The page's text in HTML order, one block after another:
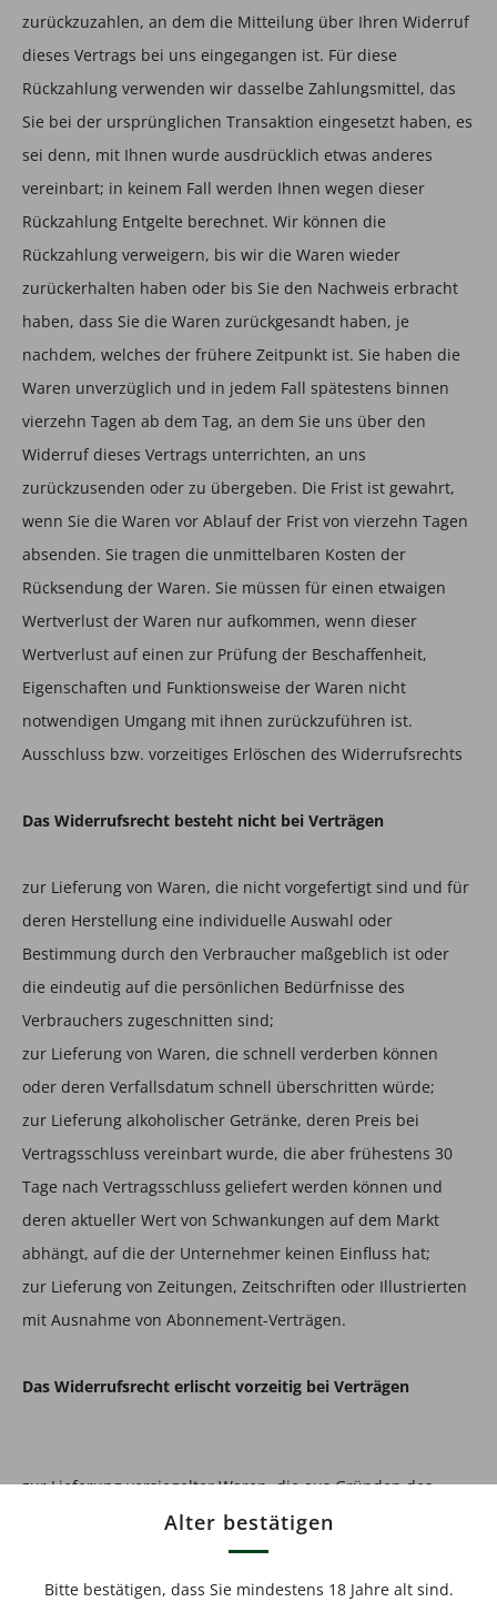
Alter bestätigen
Bitte bestätigen, dass Sie mindestens 18 Jahre alt sind.
zurückzuzahlen, an dem die Mitteilung über Ihren Widerruf
dieses Vertrags bei uns eingegangen ist. Für diese
Rückzahlung verwenden wir dasselbe Zahlungsmittel, das
Sie bei der ursprünglichen Transaktion eingesetzt haben, es
sei denn, mit Ihnen wurde ausdrücklich etwas anderes
vereinbart; in keinem Fall werden Ihnen wegen dieser
Rückzahlung Entgelte berechnet. Wir können die
Rückzahlung verweigern, bis wir die Waren wieder
zurückerhalten haben oder bis Sie den Nachweis erbracht
haben, dass Sie die Waren zurückgesandt haben, je
nachdem, welches der frühere Zeitpunkt ist. Sie haben die
Waren unverzüglich und in jedem Fall spätestens binnen
vierzehn Tagen ab dem Tag, an dem Sie uns über den
Widerruf dieses Vertrags unterrichten, an uns
zurückzusenden oder zu übergeben. Die Frist ist gewahrt,
wenn Sie die Waren vor Ablauf der Frist von vierzehn Tagen
absenden. Sie tragen die unmittelbaren Kosten der
Rücksendung der Waren. Sie müssen für einen etwaigen
Wertverlust der Waren nur aufkommen, wenn dieser
Wertverlust auf einen zur Prüfung der Beschaffenheit,
Eigenschaften und Funktionsweise der Waren nicht
notwendigen Umgang mit ihnen zurückzuführen ist.
Ausschluss bzw. vorzeitiges Erlöschen des Widerrufsrechts
Das Widerrufsrecht besteht nicht bei Verträgen
zur Lieferung von Waren, die nicht vorgefertigt sind und für
deren Herstellung eine individuelle Auswahl oder
Bestimmung durch den Verbraucher maßgeblich ist oder
die eindeutig auf die persönlichen Bedürfnisse des
Verbrauchers zugeschnitten sind;
zur Lieferung von Waren, die schnell verderben können
oder deren Verfallsdatum schnell überschritten würde;
zur Lieferung alkoholischer Getränke, deren Preis bei
Vertragsschluss vereinbart wurde, die aber frühestens 30
Tage nach Vertragsschluss geliefert werden können und
deren aktueller Wert von Schwankungen auf dem Markt
abhängt, auf die der Unternehmer keinen Einfluss hat;
zur Lieferung von Zeitungen, Zeitschriften oder Illustrierten
mit Ausnahme von Abonnement-Verträgen.
Das Widerrufsrecht erlischt vorzeitig bei Verträgen
zur Lieferung versiegelter Waren, die aus Gründen des
Gesundheitsschutzes oder der Hygiene nicht zur Rückgabe
geeignet sind, wenn ihre Versiegelung nach der Lieferung
entfernt wurde;